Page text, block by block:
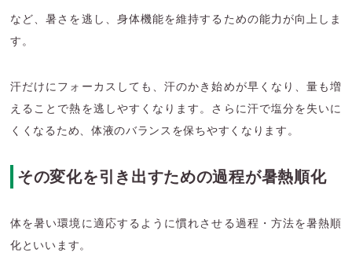
など、暑さを逃し、身体機能を維持するための能力が向上しま
す。
汗だけにフォーカスしても、汗のかき始めが早くなり、量も増
えることで熱を逃しやすくなります。さらに汗で塩分を失いに
くくなるため、体液のバランスを保ちやすくなります。
その変化を引き出すための過程が暑熱順化
体を暑い環境に適応するように慣れさせる過程・方法を暑熱順
化といいます。